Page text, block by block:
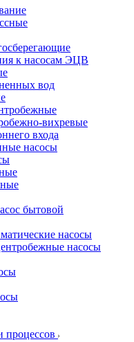
к насосам ЭЦВ
вод
вихревые
входа
насосы
бытовой
насосы
насосы
процессов